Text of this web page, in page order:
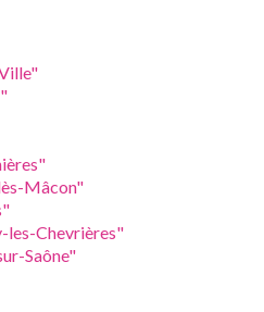
Mâcon"
les-Chevrières"
Saône"